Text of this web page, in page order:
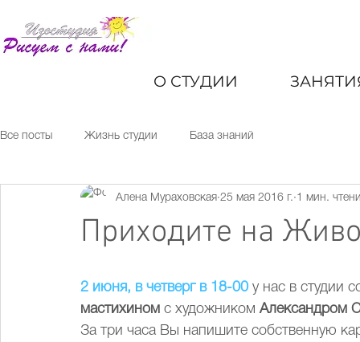
О СТУДИИ
Все посты Жизнь студии База знаний
Приходите на
Алена Мураховская 25 мая 2016 г. 1 мин.
2 июня, в четверг в 18-00 у нас в студии
мастихином с художником Александром
За три часа Вы напишите собственную